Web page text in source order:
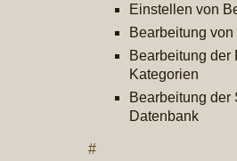
Einstellen von
Bearbeitung
Bearbeitung der
Kategorien
Bearbeitung der
Datenbank
#